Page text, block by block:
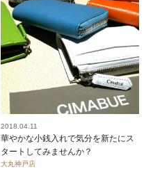
2018.04.11
華やかな小銭入れで気分を新たにス
タートしてみませんか？
大丸神戸店